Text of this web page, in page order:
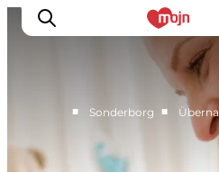
Gemeinsam aktiv
■ Sonderborg ■